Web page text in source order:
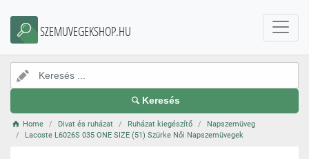
SZEMUVEGEKSHOP.HU
Keresés
Home Divat és ruházat Ruházat kiegészítő
Napszemüveg
Lacoste L6026S 035 ONE SIZE (51) Szürke Női Napszemüvegek